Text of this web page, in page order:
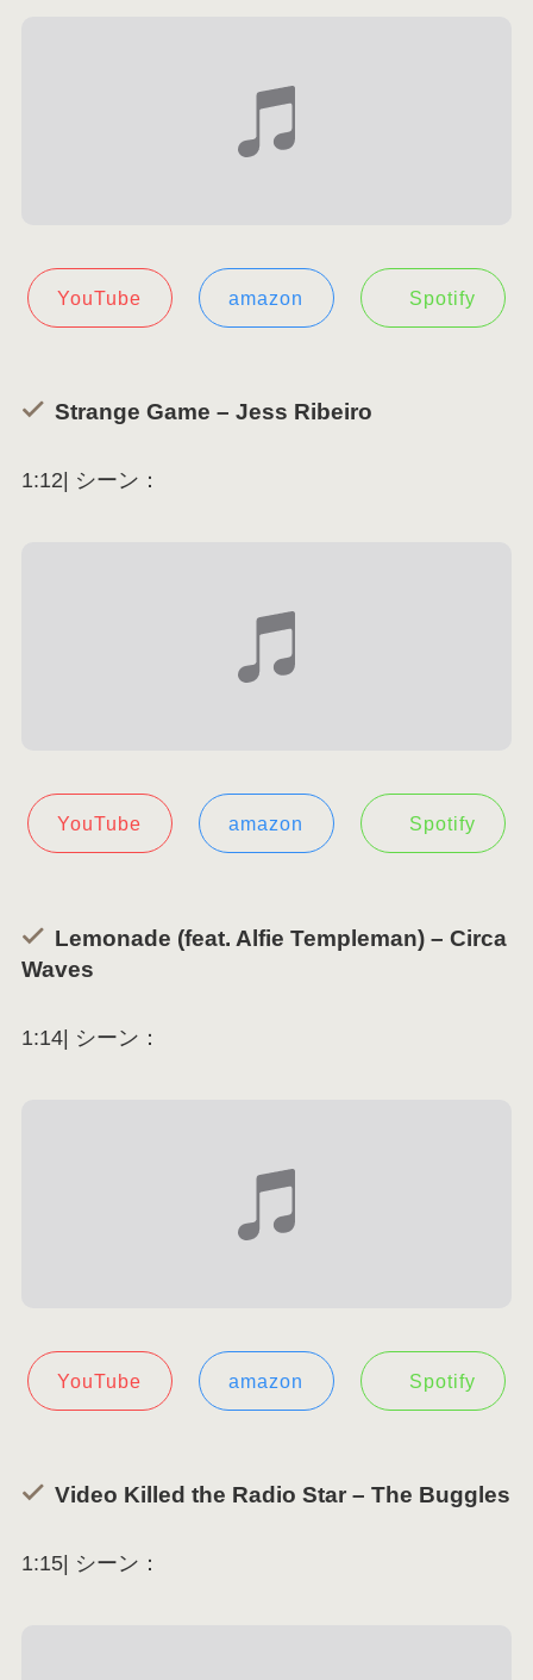
YouTube amazon Spotify
Strange Game – Jess Ribeiro
1:12| シーン：
YouTube amazon Spotify
Lemonade (feat. Alfie Templeman) – Circa
Waves
1:14| シーン：
YouTube amazon Spotify
Video Killed the Radio Star – The Buggles
1:15| シーン：